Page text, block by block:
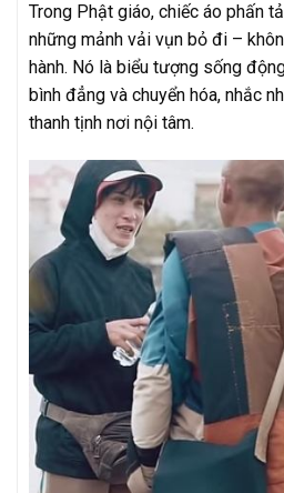
Trong Phật giáo, chiếc áo phấn
những mảnh vải vụn bỏ đi –
hành. Nó là biểu tượng sống
bình đẳng và chuyển hóa, nhắc
thanh tịnh nơi nội tâm.